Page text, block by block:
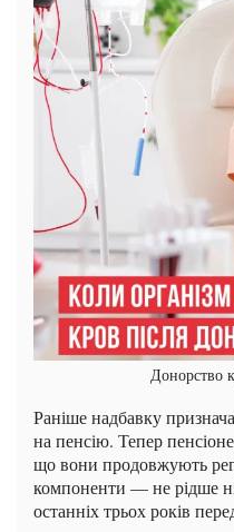
Донорство
Раніше надбавку
на пенсію. Тепер
що вони продовжують
компоненти — не рідше
останніх трьох років